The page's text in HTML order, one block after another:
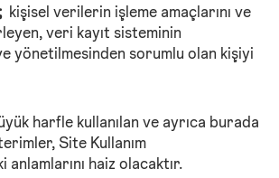
kişisel verilerin işleme amaçlarını ve
veri kayıt sisteminin
yönetilmesinden sorumlu olan kişiyi
harfle kullanılan ve ayrıca burada
Site Kullanım
anlamlarını haiz olacaktır.